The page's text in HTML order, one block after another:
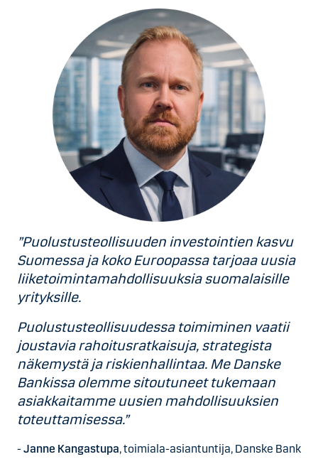
”Puolustusteollisuuden investointien kasvu
Suomessa ja koko Euroopassa tarjoaa uusia
liiketoimintamahdollisuuksia suomalaisille
yrityksille.
Puolustusteollisuudessa toimiminen vaatii
joustavia rahoitusratkaisuja, strategista
näkemystä ja riskienhallintaa. Me Danske
Bankissa olemme sitoutuneet tukemaan
asiakkaitamme uusien mahdollisuuksien
toteuttamisessa.”
-Janne Kangastupa, toimiala-asiantuntija, Danske Bank